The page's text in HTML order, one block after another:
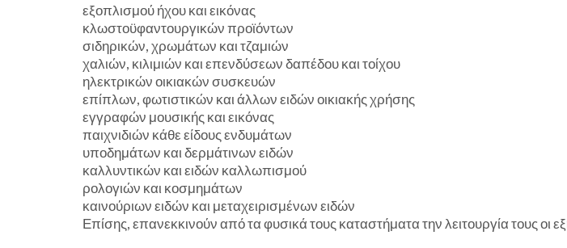
εξοπλισμού ήχου και εικόνας
κλωστοϋφαντουργικών προϊόντων
σιδηρικών, χρωμάτων και τζαμιών
χαλιών, κιλιμιών και επενδύσεων δαπέδου και τοίχου
ηλεκτρικών οικιακών συσκευών
επίπλων, φωτιστικών και άλλων ειδών οικιακής χρήσης
εγγραφών μουσικής και εικόνας
παιχνιδιών κάθε είδους ενδυμάτων
υποδημάτων και δερμάτινων ειδών
καλλυντικών και ειδών καλλωπισμού
ρολογιών και κοσμημάτων
καινούριων ειδών και μεταχειρισμένων ειδών
Επίσης, επανεκκινούν από τα φυσικά τους καταστήματα την λειτουργία τους οι